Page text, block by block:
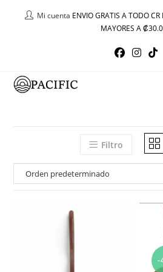
Mi cuenta ENVIO GRATIS A TODO
MAYORES A
Filtro
-